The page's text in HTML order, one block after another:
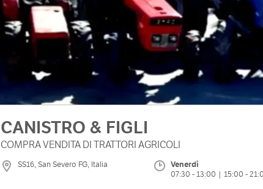
CANISTRO & FIGLI
COMPRA VENDITA DI TRATTORI AGRICOLI
SS16, San Severo FG, Italia
Venerdì
07:30 - 13:00 | 15:00 -